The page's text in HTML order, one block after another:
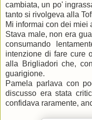
cambiata, un po'
tanto si rivolgeva alla
Mi informai con dei miei
Stava male, non era
consumando
intenzione di fare cure
alla Brigliadori che,
guarigione.
Pamela parlava con
discusso era stata
confidava raramente,